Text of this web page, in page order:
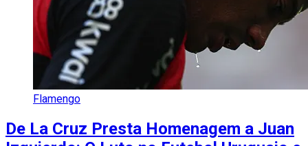
Flamengo
De La Cruz Presta Homenagem a Juan